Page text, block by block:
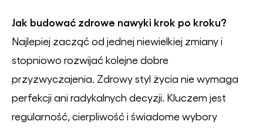
Jak budować zdrowe nawyki krok po kroku?
Najlepiej zacząć od jednej niewielkiej zmiany i
stopniowo rozwijać kolejne dobre
przyzwyczajenia. Zdrowy styl życia nie wymaga
perfekcji ani radykalnych decyzji. Kluczem jest
regularność, cierpliwość i świadome wybory